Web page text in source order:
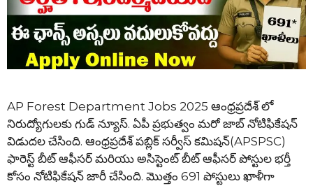
AP Forest Department Jobs 2025 ఆంధ్రప్రదేశ్ లో
నిరుద్యోగులకు గుడ్ న్యూస్. ఏపీ ప్రభుత్వం మరో జాబ్ నోటిఫికేషన్
విడుదల చేసింది. ఆంధ్రప్రదేశ్ పబ్లిక్ సర్వీస్ కమిషన్(APSPSC)
ఫారెస్ట్ బీట్ ఆఫీసర్ మరియు అసిస్టెంట్ బీట్ ఆఫీసర్ పోస్టుల భర్తీ
కోసం నోటిఫికేషన్ జారీ చేసింది. మొత్తం 691 పోస్టులు ఖాళీగా